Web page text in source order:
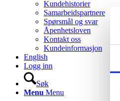
Kundehistorier
Samarbeidspartnere
Spørsmål og svar
Åpenhetsloven
Kontakt oss
Kundeinformasjon
English
Logg inn
Søk
Menu Menu